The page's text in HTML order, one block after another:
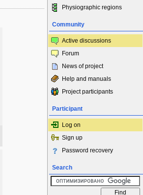
Physiographic regions
Community
Active discussions
Forum
News of project
Help and manuals
Project participants
Participant
Log on
Sign up
Password recovery
Search